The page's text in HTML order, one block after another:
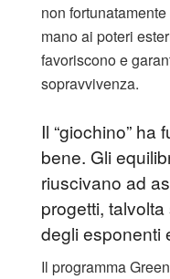
non
mano ai poteri
favoriscono e
sopravvivenza.
Il “giochino” ha
bene. Gli
riuscivano ad
progetti,
degli esponenti
Il programma